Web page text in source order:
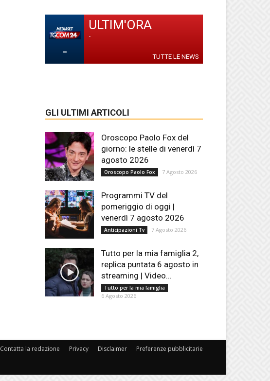
-
ULTIM'ORA
-
TUTTE LE NEWS
GLI ULTIMI ARTICOLI
Oroscopo Paolo Fox del
giorno: le stelle di venerdì 7
agosto 2026
Oroscopo Paolo Fox 7 Agosto 2026
Programmi TV del
pomeriggio di oggi |
venerdì 7 agosto 2026
Anticipazioni Tv 7 Agosto 2026
Tutto per la mia famiglia 2,
replica puntata 6 agosto in
streaming | Video...
Tutto per la mia famiglia
6 Agosto 2026
Contatta la redazione Privacy Disclaimer Preferenze pubblicitarie